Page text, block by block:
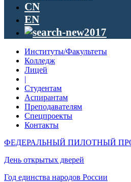
CN
EN
Институты/Факультеты
Колледж
Лицей
|
Студентам
Аспирантам
Преподавателям
Спецпроекты
Контакты
ФЕДЕРАЛЬНЫЙ ПИЛОТНЫЙ
День открытых дверей
Год единства народов России